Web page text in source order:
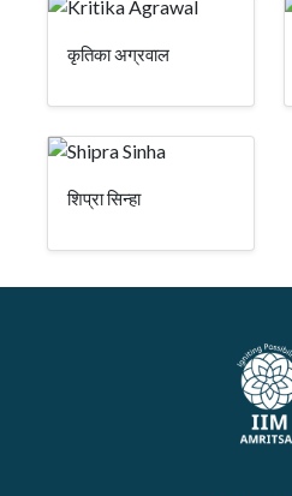
कृतिका अग्रवाल
शिप्रा सिन्हा